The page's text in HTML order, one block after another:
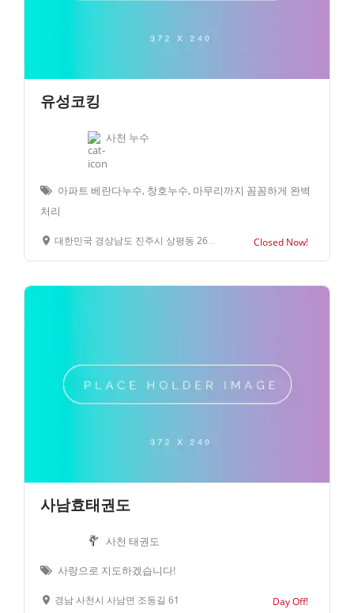
유성코킹
사천 누수
아파트 베란다누수, 창호누수, 마무리까지 꼼꼼하게 완벽
처리
대한민국 경상남도 진주시 상평동 261-7 Closed Now!
사남효태권도
사천 태권도
사랑으로 지도하겠습니다!
경남 사천시 사남면 조동길 61 Day Off!